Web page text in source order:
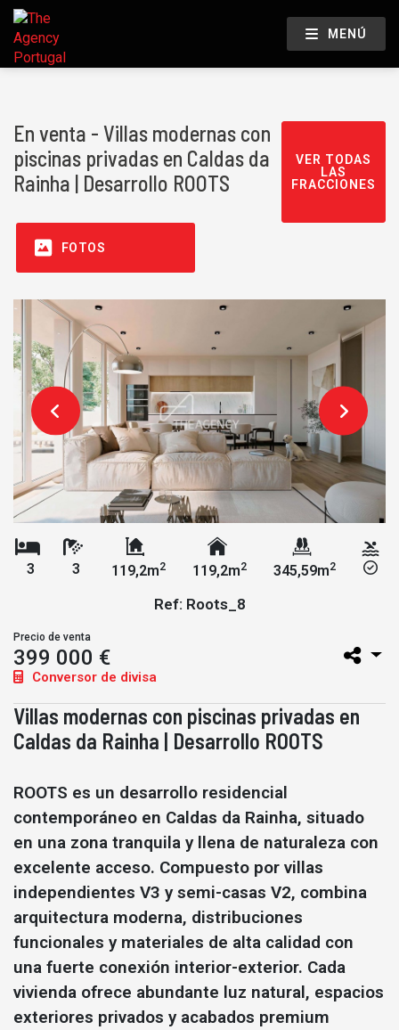
MENÚ
En venta - Villas modernas con
piscinas privadas en Caldas da
Rainha | Desarrollo ROOTS
VER TODAS
LAS
FRACCIONES
FOTOS
3 3 119,2m2 119,2m2 345,59m2
Ref: Roots_8
Precio de venta
399 000 €
Conversor de divisa
Villas modernas con piscinas privadas en
Caldas da Rainha | Desarrollo ROOTS
ROOTS es un desarrollo residencial
contemporáneo en Caldas da Rainha, situado
en una zona tranquila y llena de naturaleza con
excelente acceso. Compuesto por villas
independientes V3 y semi-casas V2, combina
arquitectura moderna, distribuciones
funcionales y materiales de alta calidad con
una fuerte conexión interior-exterior. Cada
vivienda ofrece abundante luz natural, espacios
exteriores privados y acabados premium